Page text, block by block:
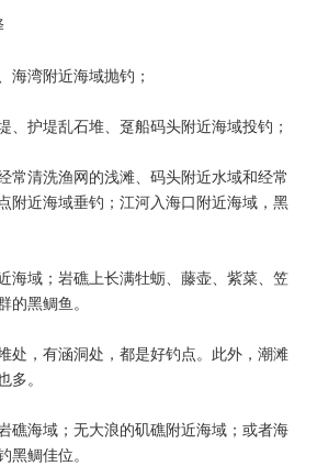
湾附近海域抛钓；
护堤乱石堆、趸船码头附近海域投钓；
清洗渔网的浅滩、码头附近水域和经常
附近海域垂钓；江河入海口附近海域，黑
域；岩礁上长满牡蛎、藤壶、紫菜、笠
的黑鲷鱼。
，有涵洞处，都是好钓点。此外，潮滩
多。
海域；无大浪的矶礁附近海域；或者海
黑鲷佳位。